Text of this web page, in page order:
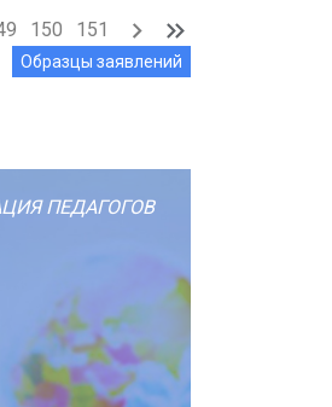
150 151
Образцы заявлений
ПЕДАГОГОВ